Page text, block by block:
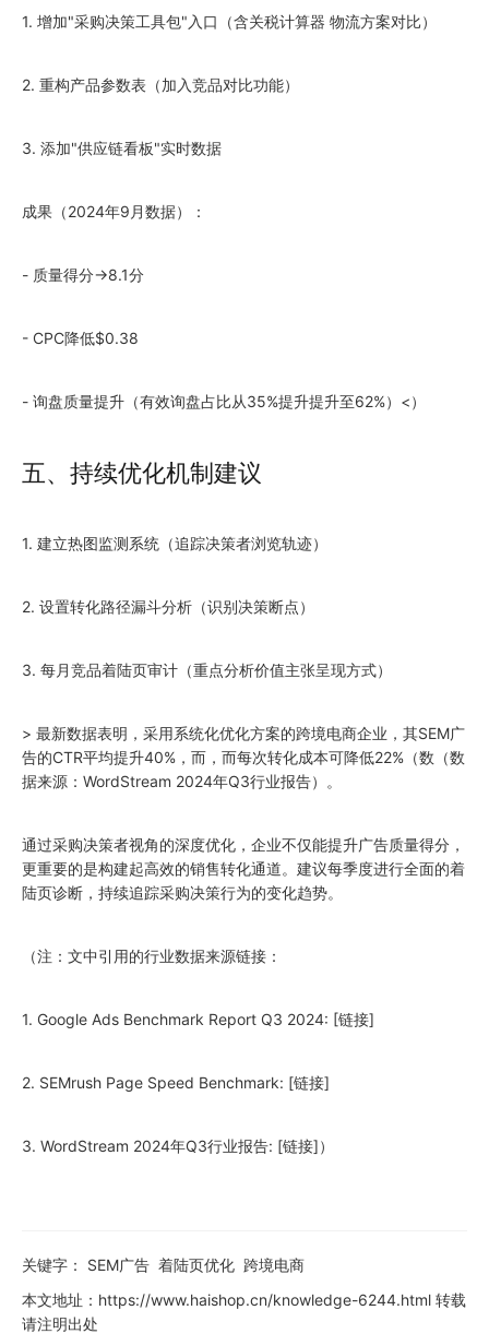
1. 增加"采购决策工具包"入口（含关税计算器 物流方案对比）
2. 重构产品参数表（加入竞品对比功能）
3. 添加"供应链看板"实时数据
成果（2024年9月数据）：
- 质量得分→8.1分
- CPC降低$0.38
- 询盘质量提升（有效询盘占比从35%提升提升至62%）<）
五、持续优化机制建议
1. 建立热图监测系统（追踪决策者浏览轨迹）
2. 设置转化路径漏斗分析（识别决策断点）
3. 每月竞品着陆页审计（重点分析价值主张呈现方式）
> 最新数据表明，采用系统化优化方案的跨境电商企业，其SEM广
告的CTR平均提升40%，而，而每次转化成本可降低22%（数（数
据来源：WordStream 2024年Q3行业报告）。
通过采购决策者视角的深度优化，企业不仅能提升广告质量得分，
更重要的是构建起高效的销售转化通道。建议每季度进行全面的着
陆页诊断，持续追踪采购决策行为的变化趋势。
（注：文中引用的行业数据来源链接：
1. Google Ads Benchmark Report Q3 2024: [链接]
2. SEMrush Page Speed Benchmark: [链接]
3. WordStream 2024年Q3行业报告: [链接]）
关键字： SEM广告 着陆页优化 跨境电商
本文地址： https://www.haishop.cn/knowledge-6244.html 转载
请注明出处